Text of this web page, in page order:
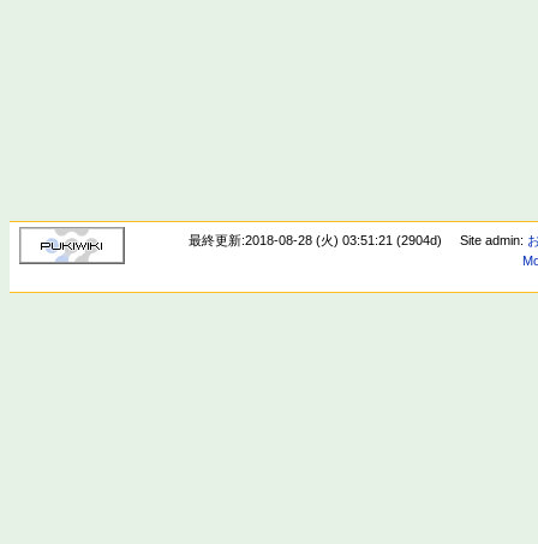
最終更新:2018-08-28 (火) 03:51:21 (2904d) Site admin: